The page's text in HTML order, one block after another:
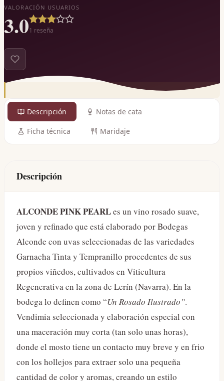
VALORACIÓN USUARIOS
3.01 reseña
Descripción Notas de cata
Ficha técnica Maridaje
Descripción
ALCONDE PINK PEARLes un vino rosado suave,
joven y refinado que está elaborado por Bodegas
Alconde con uvas seleccionadas de las variedades
Garnacha Tinta y Tempranillo procedentes de sus
propios viñedos, cultivados en Viticultura
Regenerativa en la zona de Lerín (Navarra). En la
bodega lo definen como “Un Rosado Ilustrado”.
Vendimia seleccionada y elaboración especial con
una maceración muy corta (tan solo unas horas),
donde el mosto tiene un contacto muy breve y en frio
con los hollejos para extraer solo una pequeña
cantidad de color y aromas, creando un estilo